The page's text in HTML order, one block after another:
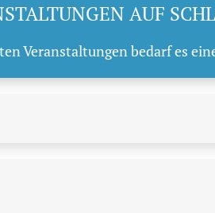
AUF
Veranstaltungen bedarf es